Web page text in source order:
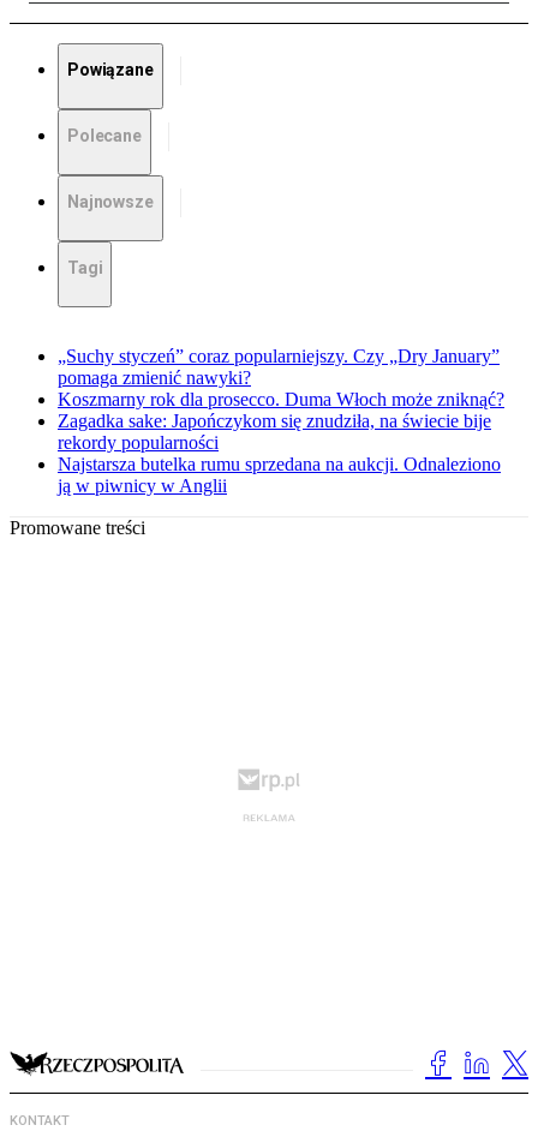
Powiązane
Polecane
Najnowsze
Tagi
„Suchy styczeń” coraz popularniejszy. Czy „Dry January”
pomaga zmienić nawyki?
Koszmarny rok dla prosecco. Duma Włoch może zniknąć?
Zagadka sake: Japończykom się znudziła, na świecie bije
rekordy popularności
Najstarsza butelka rumu sprzedana na aukcji. Odnaleziono
ją w piwnicy w Anglii
Promowane treści
KONTAKT